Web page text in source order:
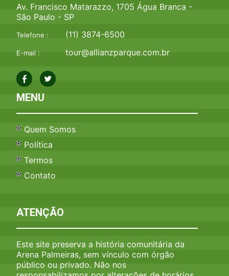
Av. Francisco Matarazzo, 1705 Água Branca -
São Paulo - SP
Telefone : (11) 3874-6500
E-mail : tour@allianzparque.com.br
MENU
Quem Somos
Política
Termos
Contato
ATENÇÃO
Este site preserva a história comunitária da
Arena Palmeiras, sem vínculo com órgão
público ou privado. Não nos